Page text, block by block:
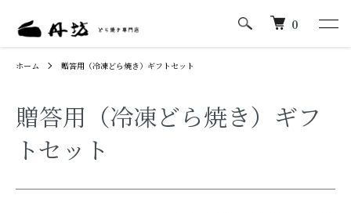
0
ホーム 贈答用（冷凍どら焼き）ギフトセット
贈答用（冷凍どら焼き）ギフ
トセット